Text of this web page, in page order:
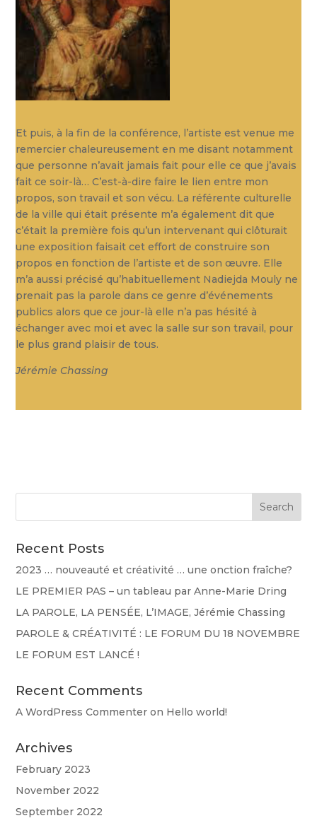
Et puis, à la fin de la conférence, l’artiste est venue me
remercier chaleureusement en me disant notamment
que personne n’avait jamais fait pour elle ce que j’avais
fait ce soir-là… C’est-à-dire faire le lien entre mon
propos, son travail et son vécu. La référente culturelle
de la ville qui était présente m’a également dit que
c’était la première fois qu’un intervenant qui clôturait
une exposition faisait cet effort de construire son
propos en fonction de l’artiste et de son œuvre. Elle
m’a aussi précisé qu’habituellement Nadiejda Mouly ne
prenait pas la parole dans ce genre d’événements
publics alors que ce jour-là elle n’a pas hésité à
échanger avec moi et avec la salle sur son travail, pour
le plus grand plaisir de tous.
Jérémie Chassing
Recent Posts
2023 … nouveauté et créativité … une onction fraîche?
LE PREMIER PAS – un tableau par Anne-Marie Dring
LA PAROLE, LA PENSÉE, L’IMAGE, Jérémie Chassing
PAROLE & CRÉATIVITÉ : LE FORUM DU 18 NOVEMBRE
LE FORUM EST LANCÉ !
Recent Comments
A WordPress Commenter on Hello world!
Archives
February 2023
November 2022
September 2022